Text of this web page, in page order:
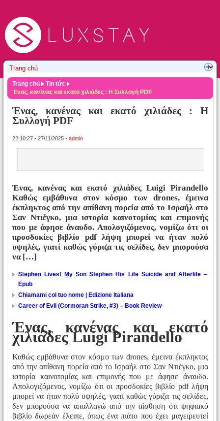
Trang chủ
Tin tức
Ένας, κανένας και εκατό χιλιάδες : Η Συλλογή PDF
Ένας, κανένας και εκατό χιλιάδες : Η
Συλλογή PDF
22:10:27 - 27/11/2025 - admin
Ένας, κανένας και εκατό χιλιάδες Luigi Pirandello
Καθώς εμβάθυνα στον κόσμο των drones, έμεινα
έκπληκτος από την απίθανη πορεία από το Ισραήλ στο
Σαν Ντιέγκο, μια ιστορία καινοτομίας και επιμονής
που με άφησε άναυδο. Απολογιζόμενος, νομίζω ότι οι
προσδοκίες βιβλίο pdf λήψη μπορεί να ήταν πολύ
υψηλές, γιατί καθώς γύριζα τις σελίδες, δεν μπορούσα
να […]
Stephen Lives! My Son Stephen His Life Suicide and Afterlife –
Epub
Chiamami col tuo nome | Edizione Italiana
Career of Evil (Cormoran Strike, #3) – Book Review
Ένας, κανένας και εκατό
χιλιάδες Luigi Pirandello
Καθώς εμβάθυνα στον κόσμο των drones, έμεινα έκπληκτος
από την απίθανη πορεία από το Ισραήλ στο Σαν Ντιέγκο, μια
ιστορία καινοτομίας και επιμονής που με άφησε άναυδο.
Απολογιζόμενος, νομίζω ότι οι προσδοκίες βιβλίο pdf λήψη
μπορεί να ήταν πολύ υψηλές, γιατί καθώς γύριζα τις σελίδες,
δεν μπορούσα να απαλλαγώ από την αίσθηση ότι ψηφιακό
βιβλίο δωρεάν έλειπε, όπως ένα πιάτο που έχει μαγειρευτεί